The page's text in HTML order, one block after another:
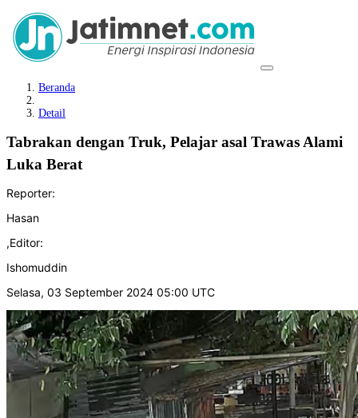
Beranda
Detail
Tabrakan dengan Truk, Pelajar asal Trawas Alami
Luka Berat
Reporter:
Hasan
,Editor:
Ishomuddin
Selasa, 03 September 2024 05:00 UTC